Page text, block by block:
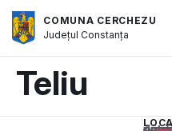
COMUNA CERCHEZU
JudețulConstanța
Teliu